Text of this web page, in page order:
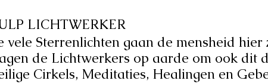
LICHTWERKER
vele Sterrenlichten gaan de mensheid
de Lichtwerkers op aarde om ook dit
Cirkels, Meditaties, Healingen en